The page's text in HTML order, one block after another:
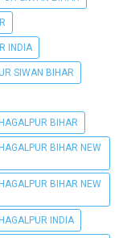
INDIA
SIWAN BIHAR
BIHAR
BIHAR NEW
BIHAR NEW
INDIA